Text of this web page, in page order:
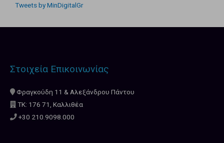
Tweets by MinDigitalGr
Στοιχεία Επικοινωνίας
Φραγκούδη 11 & Αλεξάνδρου Πάντου
ΤΚ: 176 71, Καλλιθέα
+30 210.9098.000